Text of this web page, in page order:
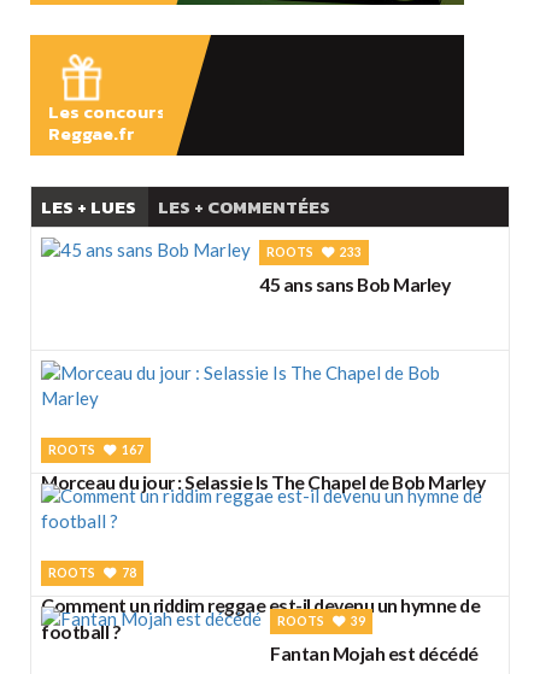
Les concours
Reggae.fr
LES + LUES LES + COMMENTÉES
ROOTS 233
45 ans sans Bob Marley
ROOTS 167
Morceau du jour : Selassie Is The Chapel de Bob Marley
ROOTS 78
Comment un riddim reggae est-il devenu un hymne de
football ?
ROOTS 39
Fantan Mojah est décédé